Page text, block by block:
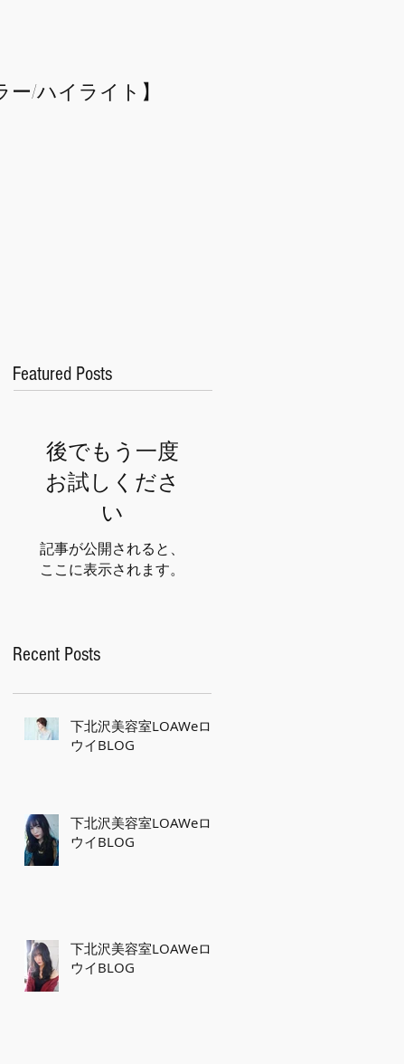
ー/​ハイライト】
Featured Posts
後でもう一度
お試しくださ
い
記事が公開されると、
ここに表示されます。
Recent Posts
下北沢美容室LOAWeロ
ウイBLOG
下北沢美容室LOAWeロ
ウイBLOG
下北沢美容室LOAWeロ
ウイBLOG